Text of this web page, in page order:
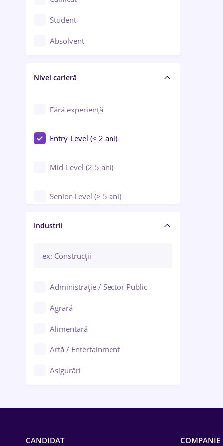
Construcții / Instalații
Controlul calității
Educație / Training / Arte
Student
Absolvent
Nivel carieră
Fără experiență
Entry-Level (< 2 ani)
Mid-Level (2-5 ani)
Senior-Level (> 5 ani)
Manager / Executiv
Industrii
Administrație / Sector Public
Agrară
Alimentară
Artă / Entertainment
Asigurări
CANDIDAT COMPANIE